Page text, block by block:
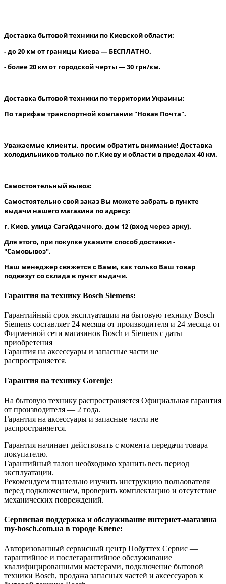
Доставка бытовой техники по Киевской области:
- до 20 км от границы Киева — БЕСПЛАТНО.
- более 20 км от городской черты — 30 грн/км.
Доставка бытовой техники по территории Украины:
По тарифам транспортной компании "Новая Почта".
Уважаемые клиенты, просим обратить внимание! Доставка
холодильников только по г.Киеву и области в пределах 40 км.
Самостоятельный вывоз:
Самостоятельно свой заказ Вы можете забрать в пункте
выдачи нашего магазина по адресу:
г. Киев, улица Сагайдачного, дом 12 (вход через арку).
Для этого, при покупке укажите способ доставки -
"Самовывоз".
Наш менеджер свяжется с Вами, как только Ваш товар
подвезут со склада в пункт выдачи.
Гарантия на технику Bosch Siemens:
Гарантийный срок эксплуатации на бытовую технику Bosch
Siemens составляет 24 месяца от производителя и 24 месяца от
Фирменной сети магазинов Bosch и Siemens с даты
приобретения
Гарантия на аксессуары и запасные части не
распространяется.
Гарантия на технику Gorenje:
На бытовую технику распространяется Официальная гарантия
от производителя — 2 года.
Гарантия на аксессуары и запасные части не
распространяется.
Гарантия начинает действовать с момента передачи товара
покупателю.
Гарантийный талон необходимо хранить весь период
эксплуатации.
Рекомендуем тщательно изучить инструкцию пользователя
перед подключением, проверить комплектацию и отсутствие
механических повреждений.
Сервисная поддержка и обслуживание интернет-магазина
my-bosch.com.ua в городе Киеве:
Авторизованный сервисный центр Побуттех Сервис —
гарантийное и послегарантийное обслуживание
квалифицированными мастерами, подключение бытовой
техники Bosch, продажа запасных частей и аксессуаров к